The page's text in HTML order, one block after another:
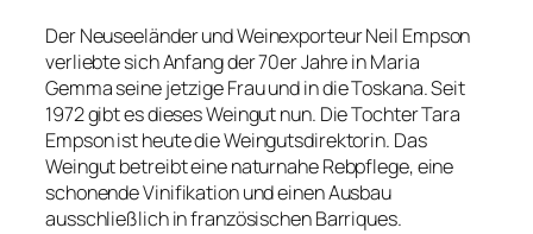
Der Neuseeländer und Weinexporteur Neil Empson
verliebte sich Anfang der 70er Jahre in Maria
Gemma seine jetzige Frau und in die Toskana. Seit
1972 gibt es dieses Weingut nun. Die Tochter Tara
Empson ist heute die Weingutsdirektorin. Das
Weingut betreibt eine naturnahe Rebpflege, eine
schonende Vinifikation und einen Ausbau
ausschließlich in französischen Barriques.